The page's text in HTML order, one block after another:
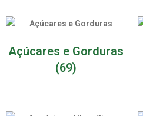
Açúcares e Gorduras
(69)